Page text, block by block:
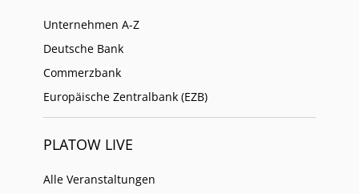
Unternehmen A-Z
Deutsche Bank
Commerzbank
Europäische Zentralbank (EZB)
PLATOW LIVE
Alle Veranstaltungen